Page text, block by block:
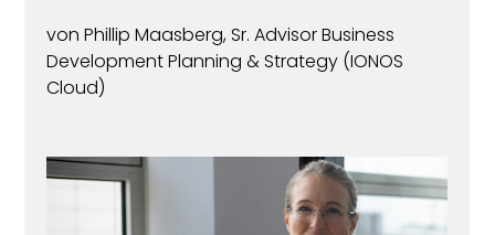
von Phillip Maasberg, Sr. Advisor Business
Development Planning & Strategy (IONOS
Cloud)